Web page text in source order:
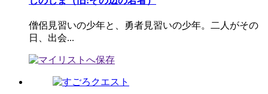
僧侶見習いの少年と、勇者見習いの少年。二人がその
日、出会...